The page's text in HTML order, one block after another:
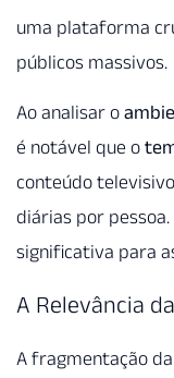
uma plataforma
públicos massivos.
Ao analisar o
é notável que o
conteúdo
diárias por
significativa para
A Relevância
A fragmentação